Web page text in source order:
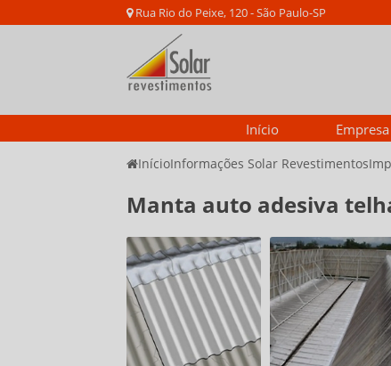
Rua Rio do Peixe, 120 - São Paulo-SP
Início Empresa
InícioInformações Solar Revestimentos
Manta auto adesiva